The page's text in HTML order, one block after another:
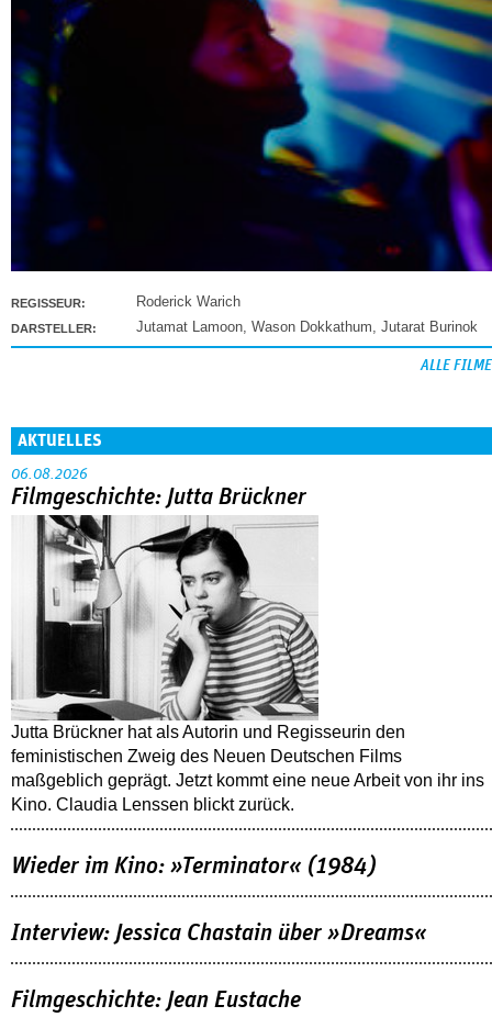
REGISSEUR: Roderick Warich
DARSTELLER: Jutamat Lamoon, Wason Dokkathum, Jutarat Burinok
ALLE FILME
AKTUELLES
06.08.2026
Filmgeschichte: Jutta Brückner
Jutta Brückner hat als Autorin und Regisseurin den
feministischen Zweig des Neuen Deutschen Films
maßgeblich geprägt. Jetzt kommt eine neue Arbeit von ihr ins
Kino. Claudia Lenssen blickt zurück.
Wieder im Kino: »Terminator« (1984)
Interview: Jessica Chastain über »Dreams«
Filmgeschichte: Jean Eustache